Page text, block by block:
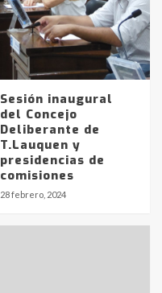
Sesión inaugural
del Concejo
Deliberante de
T.Lauquen y
presidencias de
comisiones
28 febrero, 2024